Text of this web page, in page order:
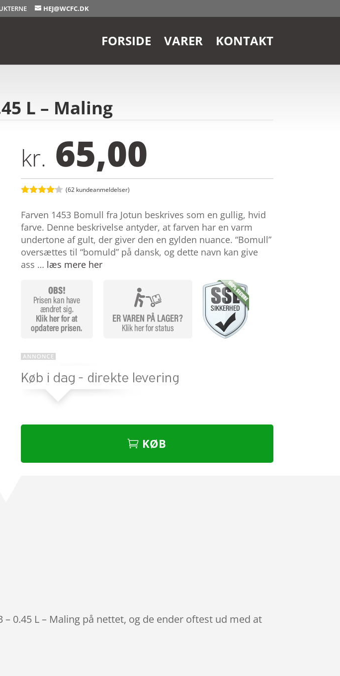
HEJ@WCFC.DK
FORSIDE VARER KONTAKT
L – Maling
kr. 65,00
ud af 5
baseret
på
kundebedø
mmelser
(62kundeanmeldelser)
Farven 1453 Bomull fra Jotun beskrives som en gullig, hvid
farve. Denne beskrivelse antyder, at farven har en varm
undertone af gult, der giver den en gylden nuance. “Bomull”
oversættes til “bomuld” på dansk, og dette navn kan give
ass … læs mere her
KØB
0.45 L – Maling på nettet, og de ender oftest ud med at